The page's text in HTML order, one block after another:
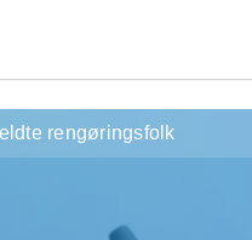
rengøringsfolk